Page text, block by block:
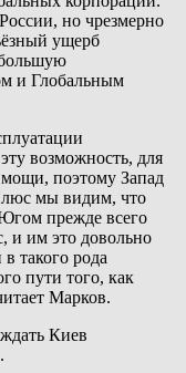
но чрезмерно
ущерб
большую
и Глобальным
возможность, для
мощи, поэтому Запад
мы видим, что
прежде всего
и им это довольно
такого рода
пути того, как
Марков.
Киев